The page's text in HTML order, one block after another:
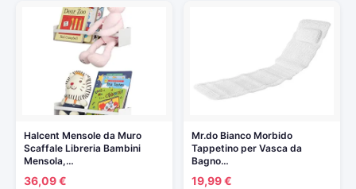
Halcent Mensole da Muro
Scaffale Libreria Bambini
Mensola,…
36,09 €
Mr.do Bianco Morbido
Tappetino per Vasca da
Bagno…
19,99 €